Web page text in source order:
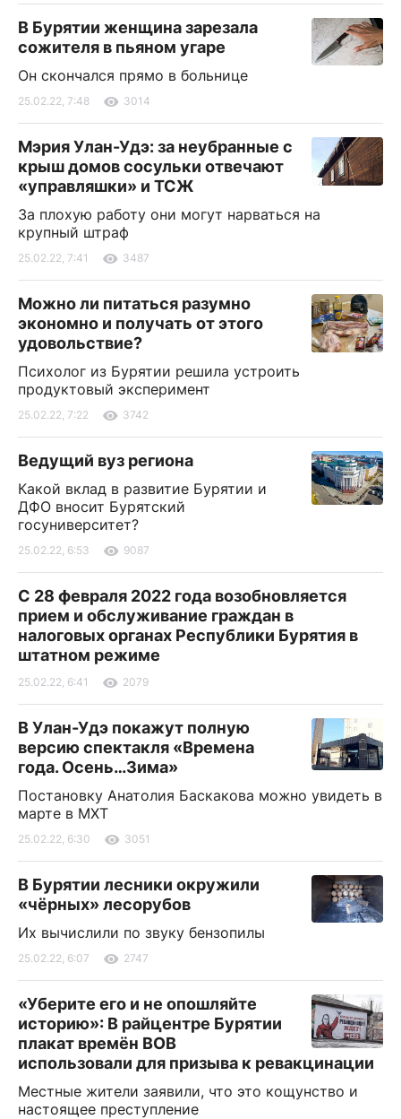
В Бурятии женщина зарезала
сожителя в пьяном угаре
Он скончался прямо в больнице
25.02.22, 7:48 3014
Мэрия Улан-Удэ: за неубранные с
крыш домов сосульки отвечают
«управляшки» и ТСЖ
За плохую работу они могут нарваться на
крупный штраф
25.02.22, 7:41 3487
Можно ли питаться разумно
экономно и получать от этого
удовольствие?
Психолог из Бурятии решила устроить
продуктовый эксперимент
25.02.22, 7:22 3742
Ведущий вуз региона
Какой вклад в развитие Бурятии и
ДФО вносит Бурятский
госуниверситет?
25.02.22, 6:53 9087
С 28 февраля 2022 года возобновляется
прием и обслуживание граждан в
налоговых органах Республики Бурятия в
штатном режиме
25.02.22, 6:41 2079
В Улан-Удэ покажут полную
версию спектакля «Времена
года. Осень…Зима»
Постановку Анатолия Баскакова можно увидеть в
марте в МХТ
25.02.22, 6:30 3051
В Бурятии лесники окружили
«чёрных» лесорубов
Их вычислили по звуку бензопилы
25.02.22, 6:07 2747
«Уберите его и не опошляйте
историю»: В райцентре Бурятии
плакат времён ВОВ
использовали для призыва к ревакцинации
Местные жители заявили, что это кощунство и
настоящее преступление